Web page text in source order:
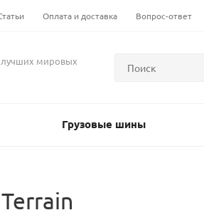
Оплата и доставка Вопрос-ответ
мировых
Грузовые шины